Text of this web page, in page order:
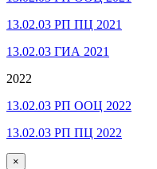
13.02.03 РП ПЦ 2021
13.02.03 ГИА 2021
2022
13.02.03 РП ООЦ 2022
13.02.03 РП ПЦ 2022
×